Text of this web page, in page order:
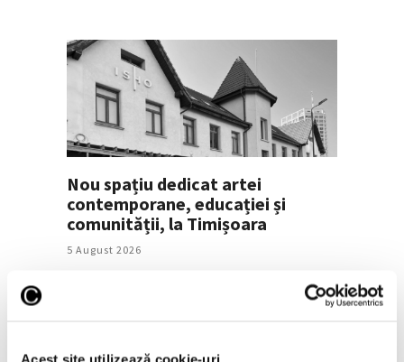
Acest site utilizează cookie-uri
Nou spațiu dedicat artei
contemporane, educației și
comunității, la Timișoara
5 August 2026